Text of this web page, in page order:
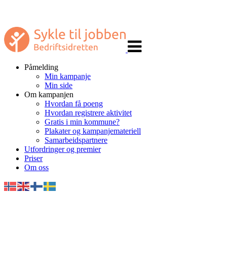
navigasjon
Påmelding
Min kampanje
Min side
Om kampanjen
Hvordan få poeng
Hvordan registrere aktivitet
Gratis i min kommune?
Plakater og kampanjemateriell
Samarbeidspartnere
Utfordringer og premier
Priser
Om oss